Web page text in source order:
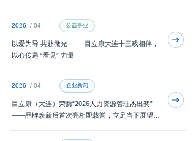
2026 / 04 公益事业
以爱为导 共赴微光 —— 目立康大连十三载相伴，
以心传递 “看见” 力量
2026 / 04 企业新闻
目立康（大连）荣膺“2026人力资源管理杰出奖”
——品牌焕新后首次亮相即载誉，立足当下展望未